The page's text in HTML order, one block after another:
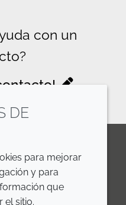
con un
Line
DE
para mejorar
y para
que
el sitio.